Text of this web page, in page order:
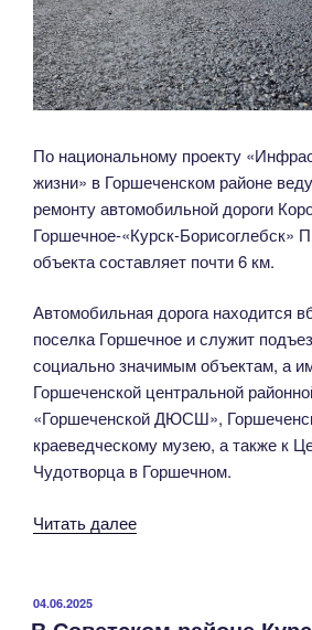
По национальному проекту
жизни» в Горшеченском районе
ремонту автомобильной дороги
Горшечное-«Курск-Борисоглебск»
объекта составляет почти 6 км.
Автомобильная дорога находится
поселка Горшечное и служит
социально значимым объектам, а
Горшеченской центральной
«Горшеченской ДЮСШ»,
краеведческому музею, а также к
Чудотворца в Горшечном.
Читать далее«В
ОПУБЛИКОВАНО
04.06.2025